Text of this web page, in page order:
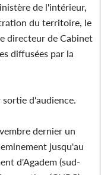
de l'intérieur,
du territoire, le
directeur de Cabinet
diffusées par la
d'audience.
dernier un
jusqu'au
d'Agadem (sud-